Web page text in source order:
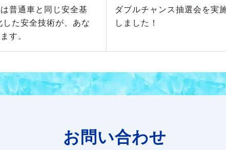
普通車と同じ安全基
した安全技術が、あな
す。
ダブルチャンス抽選会を実
しました！
お問い合わせ